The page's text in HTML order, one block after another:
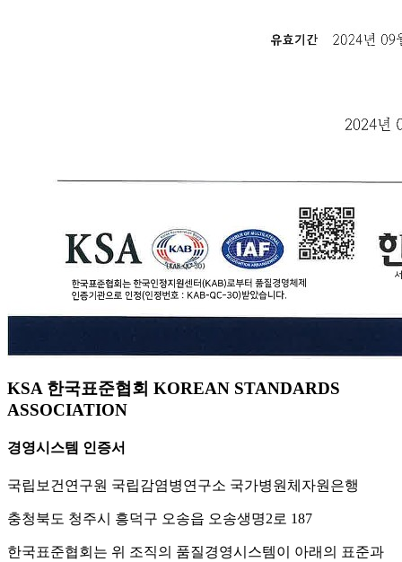
KSA 한국표준협회 KOREAN STANDARDS
ASSOCIATION
경영시스템 인증서
국립보건연구원 국립감염병연구소 국가병원체자원은행
충청북도 청주시 흥덕구 오송읍 오송생명2로 187
한국표준협회는 위 조직의 품질경영시스템이 아래의 표준과